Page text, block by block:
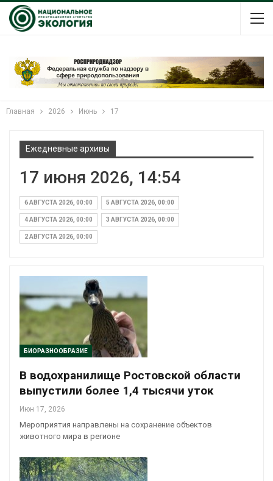
Главная 2026 Июнь 17
Ежедневные архивы
17 июня 2026, 14:54
6 АВГУСТА 2026, 00:00 5 АВГУСТА 2026, 00:00
4 АВГУСТА 2026, 00:00 3 АВГУСТА 2026, 00:00
2 АВГУСТА 2026, 00:00
БИОРАЗНООБРАЗИЕ
В водохранилище Ростовской области
выпустили более 1,4 тысячи уток
Июн 17, 2026
Мероприятия направлены на сохранение объектов
животного мира в регионе